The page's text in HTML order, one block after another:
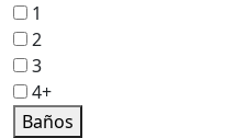
1
2
3
4+
Baños